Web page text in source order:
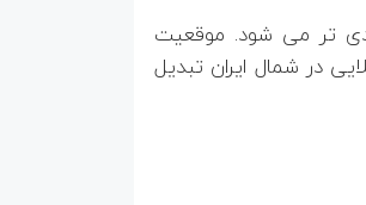
تر می شود. موقعیت
در شمال ایران تبدیل